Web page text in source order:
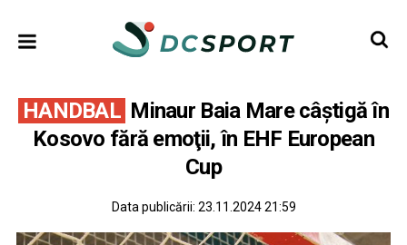
HANDBAL Minaur Baia Mare câştigă în
Kosovo fără emoţii, în EHF European
Cup
Data publicării: 23.11.2024 21:59